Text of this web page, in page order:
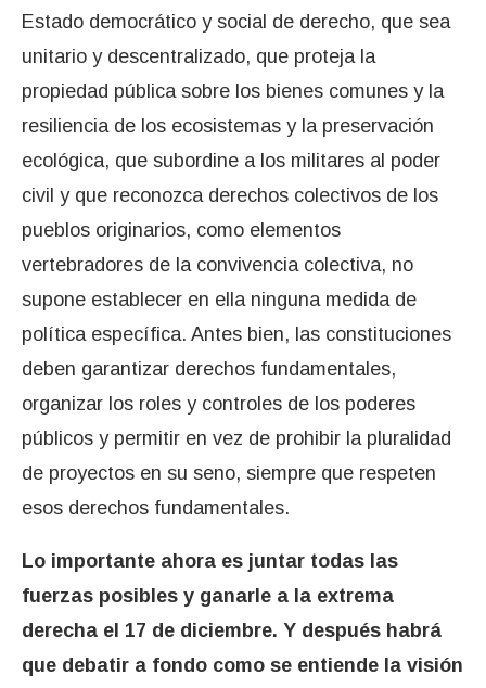
Estado democrático y social de derecho, que sea
unitario y descentralizado, que proteja la
propiedad pública sobre los bienes comunes y la
resiliencia de los ecosistemas y la preservación
ecológica, que subordine a los militares al poder
civil y que reconozca derechos colectivos de los
pueblos originarios, como elementos
vertebradores de la convivencia colectiva, no
supone establecer en ella ninguna medida de
política específica. Antes bien, las constituciones
deben garantizar derechos fundamentales,
organizar los roles y controles de los poderes
públicos y permitir en vez de prohibir la pluralidad
de proyectos en su seno, siempre que respeten
esos derechos fundamentales.
Lo importante ahora es juntar todas las
fuerzas posibles y ganarle a la extrema
derecha el 17 de diciembre. Y después habrá
que debatir a fondo como se entiende la visión